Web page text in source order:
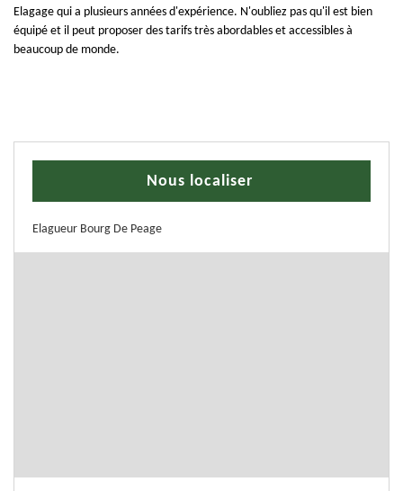
Elagage qui a plusieurs années d'expérience. N'oubliez pas qu'il est bien
équipé et il peut proposer des tarifs très abordables et accessibles à
beaucoup de monde.
Nous localiser
Elagueur Bourg De Peage